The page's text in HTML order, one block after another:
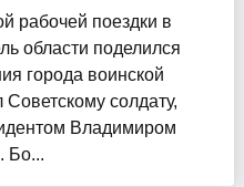
рабочей поездки в
области поделился
города воинской
солдату,
Владимиром
Бо...